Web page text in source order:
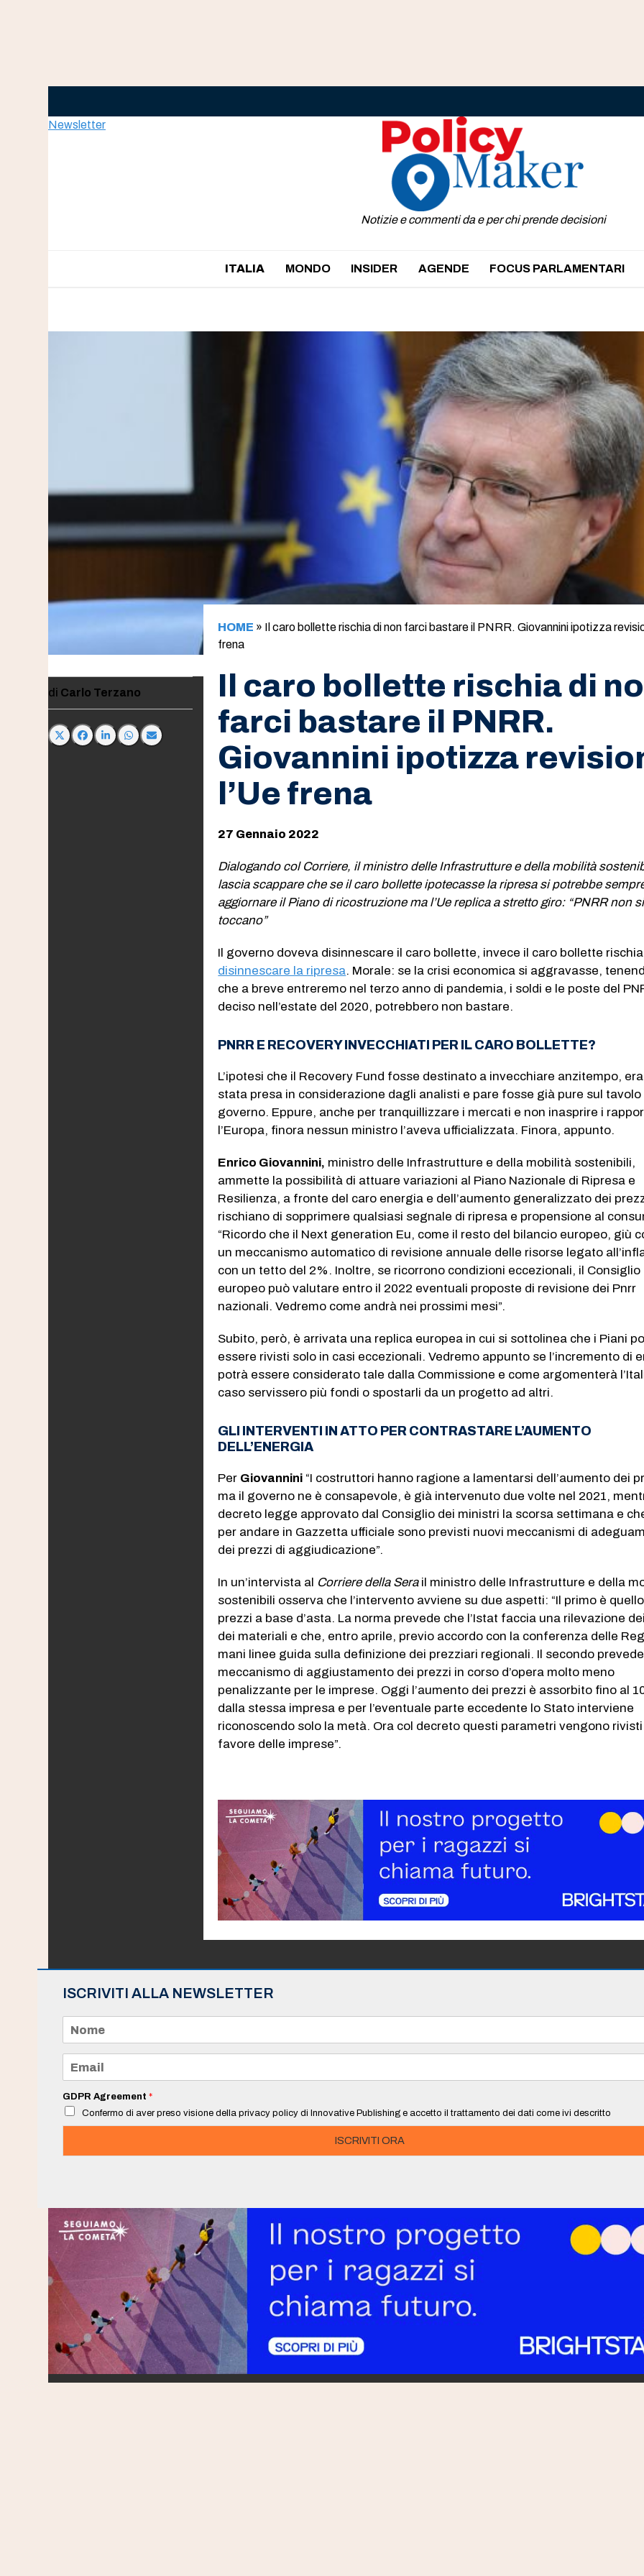
Newsletter
Notizie e commenti da e per chi prende decisioni
ITALIA MONDO INSIDER AGENDE FOCUS PARLAMENTARI
Carlo Terzano
HOME » Il caro bollette rischia di non farci bastare il PNRR. Giovannini ipotizza
frena
Il caro bollette rischia di
farci bastare il PNRR.
Giovannini ipotizza
l’Ue frena
27 Gennaio 2022
Dialogando col Corriere, il ministro delle Infrastrutture e della mobilità
lascia scappare che se il caro bollette ipotecasse la ripresa si potrebbe
aggiornare il Piano di ricostruzione ma l’Ue replica a stretto giro: “PNRR non si
toccano”
Il governo doveva disinnescare il caro bollette, invece il caro bollette
disinnescare la ripresa. Morale: se la crisi economica si aggravasse,
che a breve entreremo nel terzo anno di pandemia, i soldi e le poste del
deciso nell’estate del 2020, potrebbero non bastare.
PNRR E RECOVERY INVECCHIATI PER IL CARO BOLLETTE?
L’ipotesi che il Recovery Fund fosse destinato a invecchiare anzitempo,
stata presa in considerazione dagli analisti e pare fosse già pure sul tavolo
governo. Eppure, anche per tranquillizzare i mercati e non inasprire i
l’Europa, finora nessun ministro l’aveva ufficializzata. Finora, appunto.
Enrico Giovannini, ministro delle Infrastrutture e della mobilità sostenibili,
ammette la possibilità di attuare variazioni al Piano Nazionale di Ripresa e
Resilienza, a fronte del caro energia e dell’aumento generalizzato dei
rischiano di sopprimere qualsiasi segnale di ripresa e propensione al
“Ricordo che il Next generation Eu, come il resto del bilancio europeo, giù
un meccanismo automatico di revisione annuale delle risorse legato
con un tetto del 2%. Inoltre, se ricorrono condizioni eccezionali, il Consiglio
europeo può valutare entro il 2022 eventuali proposte di revisione dei Pnrr
nazionali. Vedremo come andrà nei prossimi mesi”.
Subito, però, è arrivata una replica europea in cui si sottolinea che i Piani
essere rivisti solo in casi eccezionali. Vedremo appunto se l’incremento di
potrà essere considerato tale dalla Commissione e come argomenterà
caso servissero più fondi o spostarli da un progetto ad altri.
GLI INTERVENTI IN ATTO PER CONTRASTARE L’AUMENTO
DELL’ENERGIA
Per Giovannini “I costruttori hanno ragione a lamentarsi dell’aumento dei
ma il governo ne è consapevole, è già intervenuto due volte nel 2021,
decreto legge approvato dal Consiglio dei ministri la scorsa settimana e
per andare in Gazzetta ufficiale sono previsti nuovi meccanismi di
dei prezzi di aggiudicazione”.
In un’intervista al Corriere della Serail ministro delle Infrastrutture e della
sostenibili osserva che l’intervento avviene su due aspetti: “Il primo è
prezzi a base d’asta. La norma prevede che l’Istat faccia una rilevazione
dei materiali e che, entro aprile, previo accordo con la conferenza delle
mani linee guida sulla definizione dei prezziari regionali. Il secondo
meccanismo di aggiustamento dei prezzi in corso d’opera molto meno
penalizzante per le imprese. Oggi l’aumento dei prezzi è assorbito fino al
dalla stessa impresa e per l’eventuale parte eccedente lo Stato interviene
riconoscendo solo la metà. Ora col decreto questi parametri vengono
favore delle imprese”.
ISCRIVITI ALLA NEWSLETTER
m
e
a
i
*
GDPR Agreement *
Confermo di aver preso visione della privacy policy di Innovative Publishing e accetto il trattamento dei dati come ivi descritto
ISCRIVITI ORA